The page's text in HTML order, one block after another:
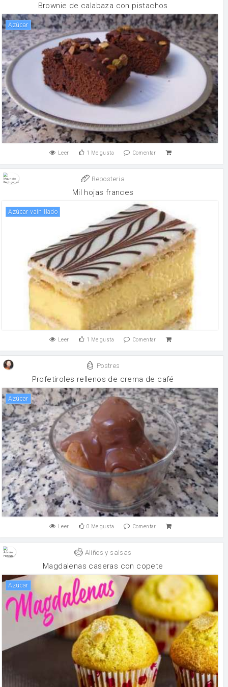
Brownie de calabaza con pistachos
Azúcar
Leer 1 Me gusta Comentar
Reposteria
Mil hojas frances
Azúcar vainillado
Leer 1 Me gusta Comentar
Postres
Profetiroles rellenos de crema de café
Azúcar
Leer 0 Me gusta Comentar
Aliños y salsas
Magdalenas caseras con copete
Azúcar